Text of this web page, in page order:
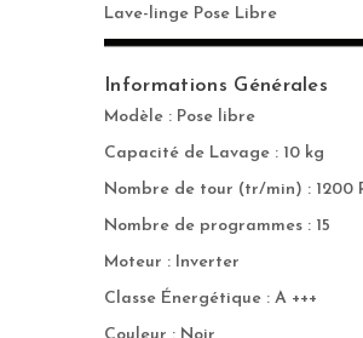
Lave-linge Pose Libre
Informations Générales
Modèle : Pose libre
Capacité de Lavage : 10 kg
Nombre de tour (tr/min) : 1200
Nombre de programmes : 15
Moteur : Inverter
Classe Énergétique : A +++